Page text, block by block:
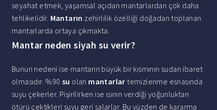
seyahat etmek, yaşamsal açıdan mantarlardan çok daha
tehlikelidir. Mantarın zehirlilik özelliği doğadan toplanan
mantarlarda ortaya çıkmakta.
Mantar neden siyah su verir?
Bunun nedeni ise mantarın büyük bir kısmının sudan ibaret
olmasıdır. %90su olan mantarlar temizlenme esnasında
suyu çekerler. Pişirilirken ise ısının verdiği yoğunluktan
ötürü çektikleri suyu geri salarlar. Bu yüzden de kararma